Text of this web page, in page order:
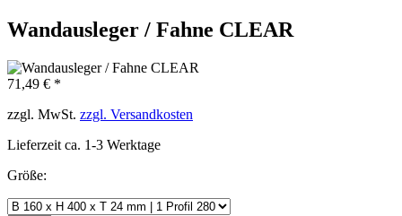
Wandausleger / Fahne CLEAR
71,49 € *
zzgl. MwSt. zzgl. Versandkosten
Lieferzeit ca. 1-3 Werktage
Größe: